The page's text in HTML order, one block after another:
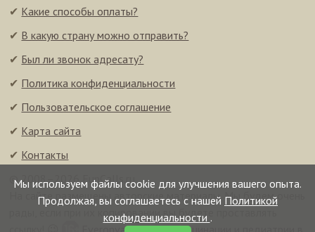
Мы используем файлы cookie для улучшения вашего опыта.
Продолжая, вы соглашаетесь с нашей Политикой
конфиденциальности .
✔ Какие способы оплаты?
✔ В какую страну можно отправить?
✔ Был ли звонок адресату?
✔ Политика конфиденциальности
✔ Пользовательское соглашение
✔ Карта сайта
✔ Контакты
© 2008–2026 FunCalls.ru
На сайте размещены авторские материалы. Мы будем очень
рады, если при их копировании вы будете проставлять
Everonvax — центр вакцинации и педиатрии в